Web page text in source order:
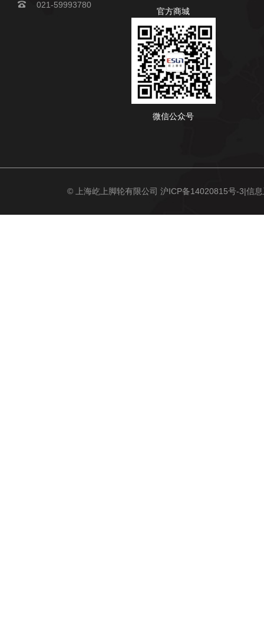
021-59993780
官方商城
微信公众号
© 上海屹上脚轮有限公司 沪ICP备14020815号-3|信